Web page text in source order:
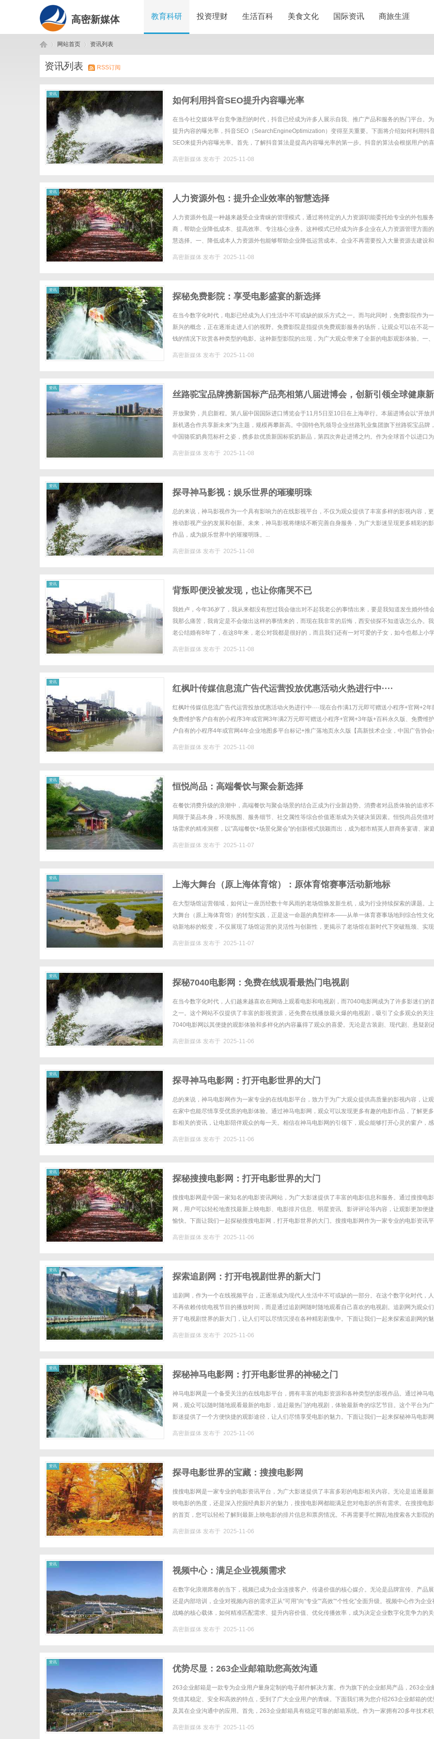
高密新媒体 教育科研 投资理财 生活百科 美食文化 国际资讯 商旅生涯
高 ›
网站首页
›
资讯列表
资讯列表 RSS订阅
资讯
如何利用抖音SEO提升内容曝光率
在当今社交媒体平台竞争激烈的时代，抖音已经成为许多人展示自我、推广产品和服务的热门平台。
提升内容的曝光率，抖音SEO（SearchEngineOptimization）变得至关重要。下面将介绍如何利用抖
SEO来提升内容曝光率。首先，了解抖音算法是提高内容曝光率的第一步。抖音的算法会根据用户的
高密新媒体 发布于 2025-11-08
资讯
人力资源外包：提升企业效率的智慧选择
人力资源外包是一种越来越受企业青睐的管理模式，通过将特定的人力资源职能委托给专业的外包服务
商，帮助企业降低成本、提高效率、专注核心业务。这种模式已经成为许多企业在人力资源管理方面
慧选择。一、降低成本人力资源外包能够帮助企业降低运营成本。企业不再需要投入大量资源去建设
高密新媒体 发布于 2025-11-08
资讯
探秘免费影院：享受电影盛宴的新选择
在当今数字化时代，电影已经成为人们生活中不可或缺的娱乐方式之一。而与此同时，免费影院作为
新兴的概念，正在逐渐走进人们的视野。免费影院是指提供免费观影服务的场所，让观众可以在不花
钱的情况下欣赏各种类型的电影。这种新型影院的出现，为广大观众带来了全新的电影观影体验。一
高密新媒体 发布于 2025-11-08
资讯
丝路驼宝品牌携新国标产品亮相第八届进博会，创新引领全球健康
费
开放聚势，共启新程。第八届中国国际进口博览会于11月5日至10日在上海举行。本届进博会以“开放
新机遇合作共享新未来”为主题，规模再攀新高。中国特色乳领导企业丝路乳业集团旗下丝路驼宝品牌
中国骆驼奶典范标杆之姿，携多款优质新国标驼奶新品，第四次奔赴进博之约。作为全球首个以进口
高密新媒体 发布于 2025-11-08
资讯
探寻神马影视：娱乐世界的璀璨明珠
总的来说，神马影视作为一个具有影响力的在线影视平台，不仅为观众提供了丰富多样的影视内容，
推动影视产业的发展和创新。未来，神马影视将继续不断完善自身服务，为广大影迷呈现更多精彩的
作品，成为娱乐世界中的璀璨明珠。...
高密新媒体 发布于 2025-11-08
资讯
背叛即便没被发现，也让你痛哭不已
我姓卢，今年36岁了，我从来都没有想过我会做出对不起我老公的事情出来，要是我知道发生婚外情
我那么痛苦，我肯定是不会做出这样的事情来的，而现在我非常的后悔，西安侦探不知道该怎么办。
老公结婚有8年了，在这8年来，老公对我都是很好的，而且我们还有一对可爱的子女，如今也都上小
高密新媒体 发布于 2025-11-08
资讯
红枫叶传媒信息流广告代运营投放优惠活动火热进行中····
红枫叶传媒信息流广告代运营投放优惠活动火热进行中····现在合作满1万元即可赠送小程序+官网+2年
免费维护客户自有的小程序3年或官网3年满2万元即可赠送小程序+官网+3年版+百科永久版、免费维
户自有的小程序4年或官网4年企业地图多平台标记+推广落地页永久版【高新技术企业，中国广告协会
高密新媒体 发布于 2025-11-08
资讯
恒悦尚品：高端餐饮与聚会新选择
在餐饮消费升级的浪潮中，高端餐饮与聚会场景的结合正成为行业新趋势。消费者对品质体验的追求
局限于菜品本身，环境氛围、服务细节、社交属性等综合价值逐渐成为关键决策因素。恒悦尚品凭借
场需求的精准洞察，以"高端餐饮+场景化聚会"的创新模式脱颖而出，成为都市精英人群商务宴请、家
高密新媒体 发布于 2025-11-07
资讯
上海大舞台（原上海体育馆）：原体育馆赛事活动新地标
在大型场馆运营领域，如何让一座历经数十年风雨的老场馆焕发新生机，成为行业持续探索的课题。
大舞台（原上海体育馆）的转型实践，正是这一命题的典型样本——从单一体育赛事场地到综合性文
动新地标的蜕变，不仅展现了场馆运营的灵活性与创新性，更揭示了老场馆在新时代下突破瓶颈、实
高密新媒体 发布于 2025-11-07
资讯
探秘7040电影网：免费在线观看最热门电视剧
在当今数字化时代，人们越来越喜欢在网络上观看电影和电视剧，而7040电影网成为了许多影迷们的
之一。这个网站不仅提供了丰富的影视资源，还免费在线播放最火爆的电视剧，吸引了众多观众的关注
7040电影网以其便捷的观影体验和多样化的内容赢得了观众的喜爱。无论是古装剧、现代剧、悬疑剧
高密新媒体 发布于 2025-11-06
资讯
探寻神马电影网：打开电影世界的大门
总的来说，神马电影网作为一家专业的在线电影平台，致力于为广大观众提供高质量的影视内容，让
在家中也能尽情享受优质的电影体验。通过神马电影网，观众可以发现更多有趣的电影作品，了解更
影相关的资讯，让电影陪伴观众的每一天。相信在神马电影网的引领下，观众能够打开心灵的窗户，
高密新媒体 发布于 2025-11-06
资讯
探秘搜搜电影网：打开电影世界的大门
搜搜电影网是中国一家知名的电影资讯网站，为广大影迷提供了丰富的电影信息和服务。通过搜搜电影
网，用户可以轻松地查找最新上映电影、电影排片信息、明星资讯、影评评论等内容，让观影更加便
愉快。下面让我们一起探秘搜搜电影网，打开电影世界的大门。搜搜电影网作为一家专业的电影资讯平
高密新媒体 发布于 2025-11-06
资讯
探索追剧网：打开电视剧世界的新大门
追剧网，作为一个在线视频平台，正逐渐成为现代人生活中不可或缺的一部分。在这个数字化时代，
不再依赖传统电视节目的播放时间，而是通过追剧网随时随地观看自己喜欢的电视剧。追剧网为观众
开了电视剧世界的新大门，让人们可以尽情沉浸在各种精彩剧集中。下面让我们一起来探索追剧网的魅
高密新媒体 发布于 2025-11-06
资讯
探秘神马电影网：打开电影世界的神秘之门
神马电影网是一个备受关注的在线电影平台，拥有丰富的电影资源和各种类型的影视作品。通过神马
网，观众可以随时随地观看最新的电影，追赶最热门的电视剧，体验最新奇的综艺节目。这个平台为
影迷提供了一个方便快捷的观影途径，让人们尽情享受电影的魅力。下面让我们一起来探秘神马电影网
高密新媒体 发布于 2025-11-06
资讯
探寻电影世界的宝藏：搜搜电影网
搜搜电影网是一家专业的电影资讯平台，为广大影迷提供了丰富多彩的电影相关内容。无论是追逐最
映电影的热度，还是深入挖掘经典影片的魅力，搜搜电影网都能满足您对电影的所有需求。在搜搜电
的首页，您可以轻松了解到最新上映电影的排片信息和票房情况。不再需要手忙脚乱地搜索各大影院
高密新媒体 发布于 2025-11-06
资讯
视频中心：满足企业视频需求
在数字化浪潮席卷的当下，视频已成为企业连接客户、传递价值的核心媒介。无论是品牌宣传、产品
还是内部培训，企业对视频内容的需求正从“可用”向“专业”“高效”“个性化”全面升级。视频中心作为企业
战略的核心载体，如何精准匹配需求、提升内容价值、优化传播效率，成为决定企业数字化竞争力的
高密新媒体 发布于 2025-11-06
资讯
优势尽显：263企业邮箱助您高效沟通
263企业邮箱是一款专为企业用户量身定制的电子邮件解决方案。作为旗下的企业邮局产品，263企业
凭借其稳定、安全和高效的特点，受到了广大企业用户的青睐。下面我们将为您介绍263企业邮箱的优
及其在企业沟通中的应用。首先，263企业邮箱具有稳定可靠的邮箱系统。作为一家拥有20多年技术
高密新媒体 发布于 2025-11-05